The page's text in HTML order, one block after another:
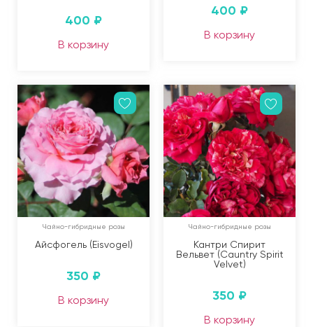
400 ₽
В корзину
400 ₽
В корзину
Чайно-гибридные розы
Айсфогель (Eisvogel)
350 ₽
В корзину
Чайно-гибридные розы
Кантри Спирит
Вельвет (Cauntry Spirit
Velvet)
350 ₽
В корзину